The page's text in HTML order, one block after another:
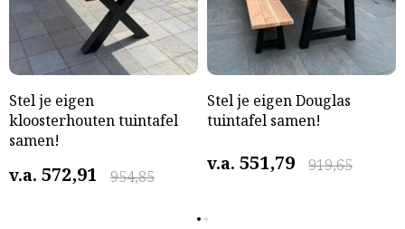
Stel je eigen
kloosterhouten tuintafel
samen!
v.a. 954,85
572,91
Stel je eigen Douglas
tuintafel samen!
v.a. 919,65
551,79